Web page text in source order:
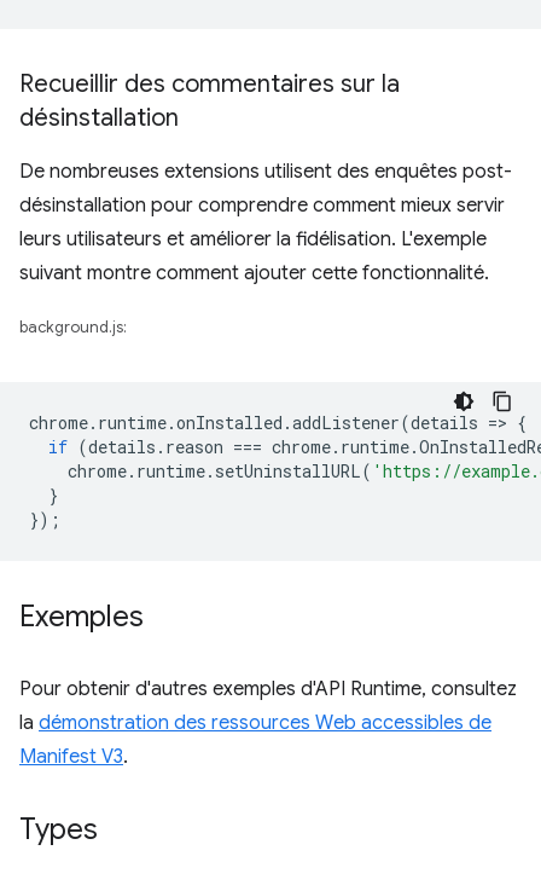
Recueillir des commentaires sur la
désinstallation
De nombreuses extensions utilisent des enquêtes post-
désinstallation pour comprendre comment mieux servir
leurs utilisateurs et améliorer la fidélisation. L'exemple
suivant montre comment ajouter cette fonctionnalité.
background.js:
chrome. runtime.onInstalled .addListener(details => {
if (details . reason === chrome. runtime.
chrome. runtime. setUninstallURL( 'https://
}
});
Exemples
Pour obtenir d'autres exemples d'API Runtime, consultez
la démonstration des ressources Web accessibles de
Manifest V3.
Types